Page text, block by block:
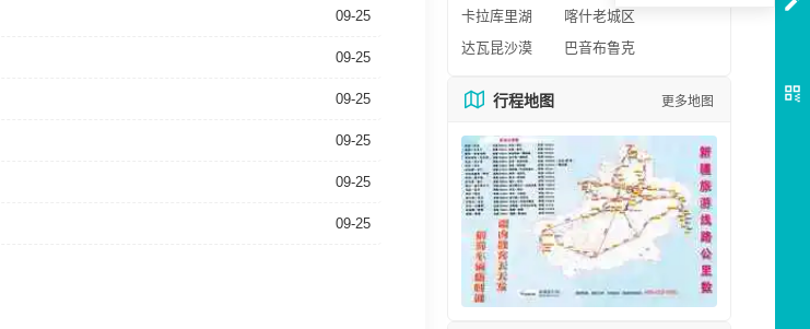
09-25
09-25
09-25
09-25
09-25
09-25
卡拉库里湖
喀什老城区
达瓦昆沙漠
巴音布鲁克
行程地图 更多地图